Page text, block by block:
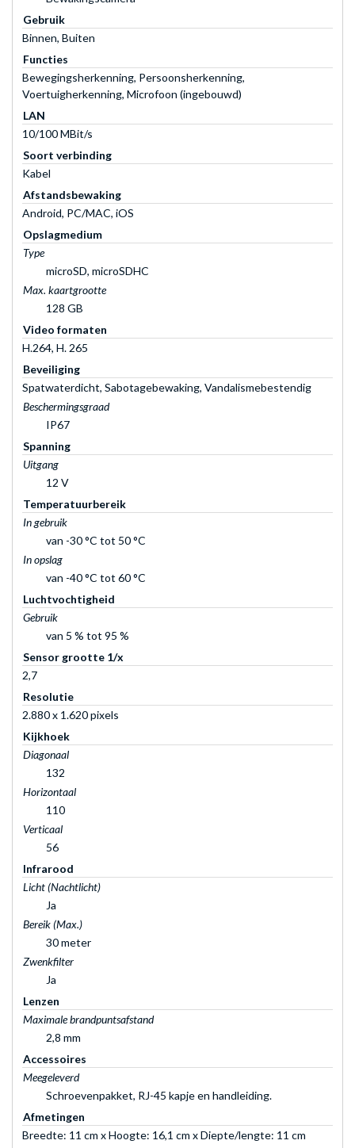
Gebruik
Binnen, Buiten
Functies
Bewegingsherkenning, Persoonsherkenning,
Voertuigherkenning, Microfoon (ingebouwd)
LAN
10/100 MBit/s
Soort verbinding
Kabel
Afstandsbewaking
Android, PC/MAC, iOS
Opslagmedium
Type
microSD, microSDHC
Max. kaartgrootte
128 GB
Video formaten
H.264, H. 265
Beveiliging
Spatwaterdicht, Sabotagebewaking, Vandalismebestendig
Beschermingsgraad
IP67
Spanning
Uitgang
12 V
Temperatuurbereik
In gebruik
van -30 °C tot 50 °C
In opslag
van -40 °C tot 60 °C
Luchtvochtigheid
Gebruik
van 5 % tot 95 %
Sensor grootte 1/x
2,7
Resolutie
2.880 x 1.620 pixels
Kijkhoek
Diagonaal
132
Horizontaal
110
Verticaal
56
Infrarood
Licht (Nachtlicht)
Ja
Bereik (Max.)
30 meter
Zwenkfilter
Ja
Lenzen
Maximale brandpuntsafstand
2,8 mm
Accessoires
Meegeleverd
Schroevenpakket, RJ-45 kapje en handleiding.
Afmetingen
Breedte: 11 cm x Hoogte: 16,1 cm x Diepte/lengte: 11 cm